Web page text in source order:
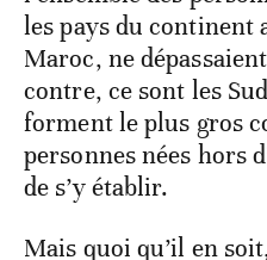
les pays du
Maroc, ne
contre, ce sont les
forment le plus gros
personnes nées hors
de s’y établir.
Mais quoi qu’il en